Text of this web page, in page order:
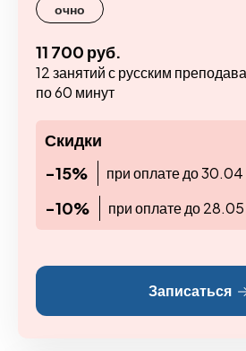
очно
11 700 руб.
12 занятий с русским
по 60 минут
Скидки
-15%
при оплате до 30.04
-10% при оплате до 28.05
Записаться